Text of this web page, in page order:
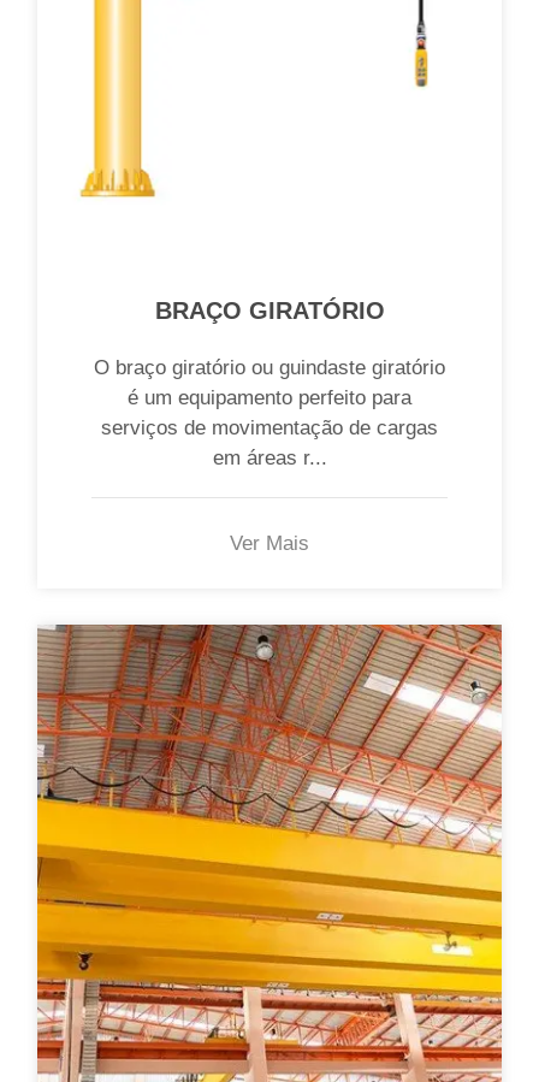
BRAÇO GIRATÓRIO
O braço giratório ou guindaste giratório
é um equipamento perfeito para
serviços de movimentação de cargas
em áreas r...
Ver Mais